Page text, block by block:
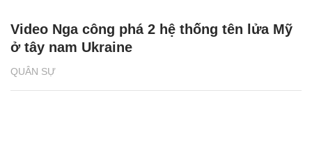
QUÂN SỰ
Video Nga công phá 2 hệ thống tên lửa Mỹ
ở tây nam Ukraine